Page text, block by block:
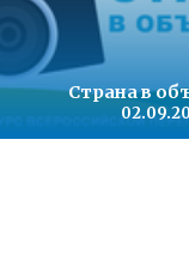
Страна в